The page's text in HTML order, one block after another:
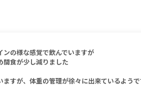
ンの様な感覚で飲んでいますが
間食が少し減りました
すが、体重の管理が徐々に出来ているよう